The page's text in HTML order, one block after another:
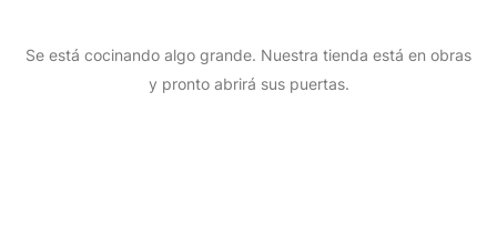
Se está cocinando algo grande. Nuestra tienda está en obras
y pronto abrirá sus puertas.